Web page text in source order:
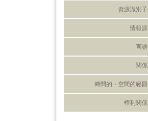
資源識別子
情報源
言語
関係
時間的・空間的範囲
権利関係